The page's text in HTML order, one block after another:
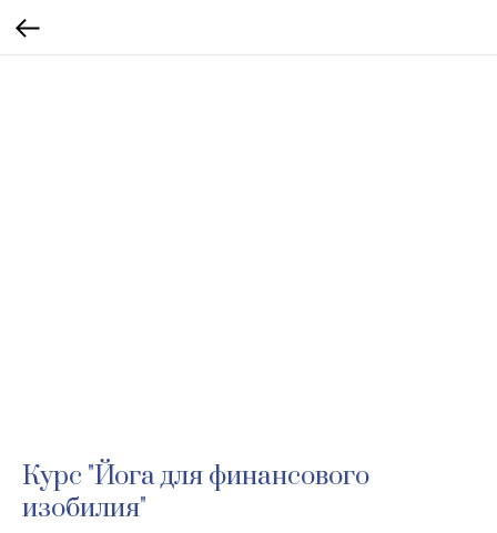
Курс "Йога для финансового
изобилия"